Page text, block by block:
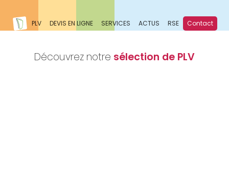
PLV DEVIS EN LIGNE SERVICES ACTUS RSE Contact
Découvrez notre sélection de PLV